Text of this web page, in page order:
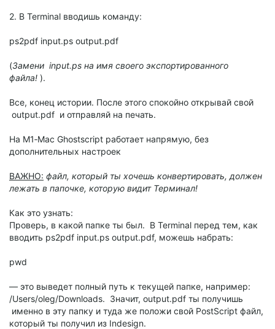
2. В Terminal вводишь команду:
ps2pdf input.ps output.pdf
(Замени input.ps на имя своего экспортированного
файла! ).
Все, конец истории. После этого спокойно открывай свой
output.pdf и отправляй на печать.
На M1‑Mac Ghostscript работает напрямую, без
дополнительных настроек
ВАЖНО: файл, который ты хочешь конвертировать, должен
лежать в папочке, которую видит Терминал!
Как это узнать:
Проверь, в какой папке ты был. В Terminal перед тем, как
вводить ps2pdf input.ps output.pdf, можешь набрать:
pwd
— это выведет полный путь к текущей папке, например:
/Users/oleg/Downloads. Значит, output.pdf ты получишь
именно в эту папку и туда же положи свой PostScript файл,
который ты получил из Indesign.